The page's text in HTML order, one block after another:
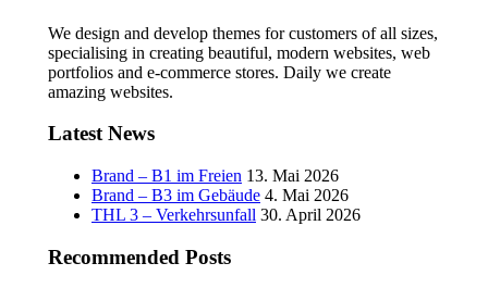
We design and develop themes for customers of all sizes,
specialising in creating beautiful, modern websites, web
portfolios and e-commerce stores. Daily we create
amazing websites.
Latest News
Brand – B1 im Freien 13. Mai 2026
Brand – B3 im Gebäude 4. Mai 2026
THL 3 – Verkehrsunfall 30. April 2026
Recommended Posts